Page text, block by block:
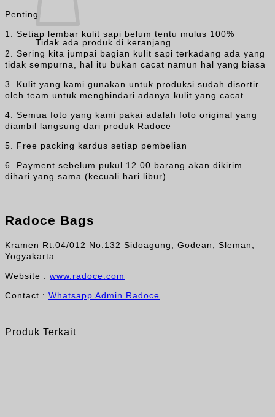
Tidak ada produk di keranjang.
Penting
1. Setiap lembar kulit sapi belum tentu mulus 100%
2. Sering kita jumpai bagian kulit sapi terkadang ada yang
tidak sempurna, hal itu bukan cacat namun hal yang biasa
3. Kulit yang kami gunakan untuk produksi sudah disortir
oleh team untuk menghindari adanya kulit yang cacat
4. Semua foto yang kami pakai adalah foto original yang
diambil langsung dari produk Radoce
5. Free packing kardus setiap pembelian
6. Payment sebelum pukul 12.00 barang akan dikirim
dihari yang sama (kecuali hari libur)
Radoce Bags
Kramen Rt.04/012 No.132 Sidoagung, Godean, Sleman,
Yogyakarta
Website : www.radoce.com
Contact : Whatsapp Admin Radoce
Produk Terkait